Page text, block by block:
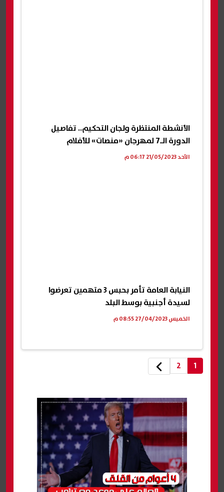
الأنشطة المنتظرة ولجان التحكيم.. تفاصيل
الدورة الـ7 لمهرجان «منصات» للأفلام
الأحد 21/05/2023 06:17 م
النيابة العامة تأمر بحبس 3 متهمين تعرضوا
لسيدة أجنبية بوسط البلد
الخميس 27/04/2023 08:55 م
1
2